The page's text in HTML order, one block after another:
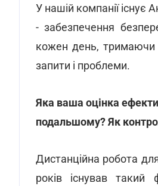
У нашій компанії існує
- забезпечення
кожен день, тримаючи
запити і проблеми.
Яка ваша оцінка
подальшому? Як
Дистанційна робота
років існував такий